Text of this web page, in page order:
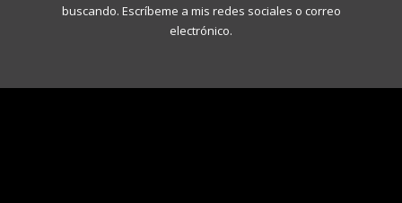
buscando. Escríbeme a mis redes sociales o correo
electrónico.